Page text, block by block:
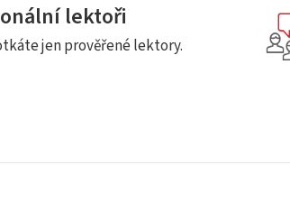
lektoři
jen prověřené lektory.